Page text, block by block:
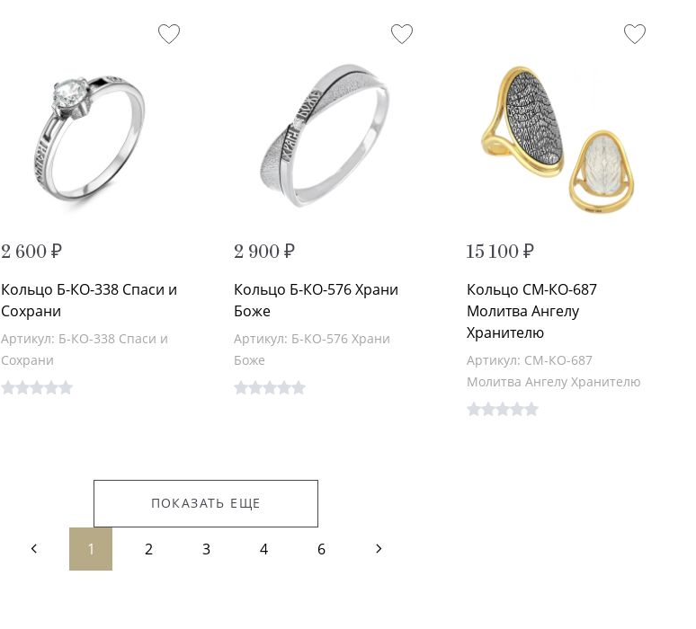
2 600 ₽
Кольцо Б-КО-338 Спаси и
Сохрани
Артикул: Б-КО-338 Спаси и
Сохрани
2 900 ₽
Кольцо Б-КО-576 Храни
Боже
Артикул: Б-КО-576 Храни
Боже
15 100 ₽
Кольцо СМ-КО-687
Молитва Ангелу
Хранителю
Артикул: СМ-КО-687
Молитва Ангелу Хранителю
ПОКАЗАТЬ ЕЩЕ
1 2 3 4 6